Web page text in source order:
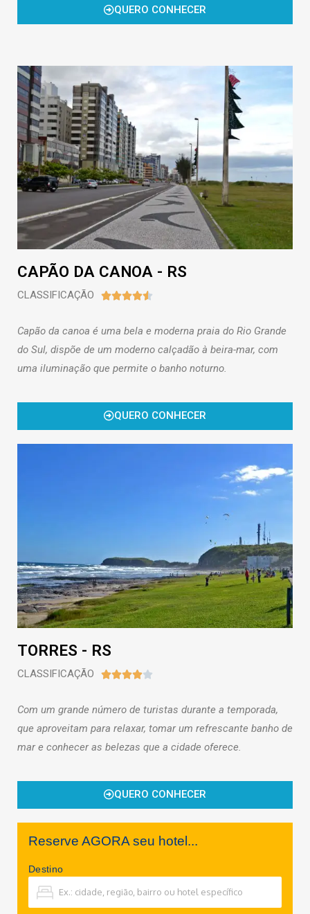
QUERO CONHECER
CAPÃO DA CANOA - RS
CLASSIFICAÇÃO 
Capão da canoa é uma bela e moderna praia do Rio Grande
do Sul, dispõe de um moderno calçadão à beira-mar, com
uma iluminação que permite o banho noturno.
QUERO CONHECER
TORRES - RS
CLASSIFICAÇÃO 
Com um grande número de turistas durante a temporada,
que aproveitam para relaxar, tomar um refrescante banho de
mar e conhecer as belezas que a cidade oferece.
QUERO CONHECER
Reserve AGORA seu hotel...
Destino